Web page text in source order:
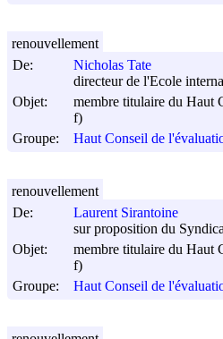
De:
Nicholas Tate
directeur de l'Ecole
Objet:
membre titulaire du Haut
f)
Groupe:
Haut Conseil de
renouvellement
De:
Laurent Sirantoine
sur proposition du
Objet:
membre titulaire du Haut
f)
Groupe:
Haut Conseil de
renouvellement